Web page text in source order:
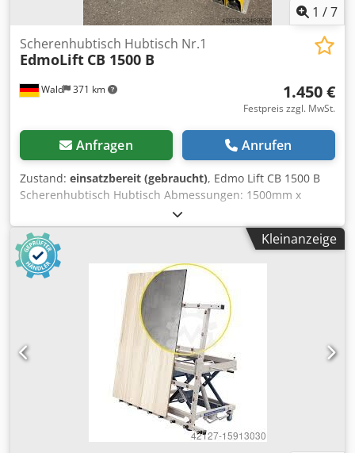
1 /7
Wald 371 km
Scherenhubtisch Hubtisch Nr.1
EdmoLift CB 1500 B
1.450 €
Festpreis zzgl. MwSt.
Anfragen Anrufen
Zustand: einsatzbereit (gebraucht), Edmo Lift CB 1500 B
Scherenhubtisch Hubtisch Abmessungen: 1500mm x
1000mm max. Traglast: 1500 Kg Baujahr: 2015 Credpfx
Agozq A Suoxof min. Höhe: 200mm max. Höhe: 1230mm
Hub: 1000mm Sie können gerne zu einer Besichtigung
vorbeikommen. Gerne können wir für Sie eine
Kostengünstige Spedition organisieren! Sie erhalten eine
ordentliche Rechnung. Für Ausländische Kunden kann
auch eine Nettorechnung erstellt werden. Vorraussetzung
ist eine gültige Ust.Indent.Nr. Zwischenverkauf
vorbehalten. Besuchen Sie unseren Shop und sehen Sie
sich auch unsere weiteren Angebote an. Angegebene
Firmennamen und Warenzeichen sind Eigentum Ihrer
Inhaber und dienen lediglich zur Identifikation und
Beschreibung der Produkte. Abweichungen von
technischen Daten sowie Irrtümer in der Beschreibung des
Artikels können passieren und bleiben vorbehalten.
Kleinanzeige